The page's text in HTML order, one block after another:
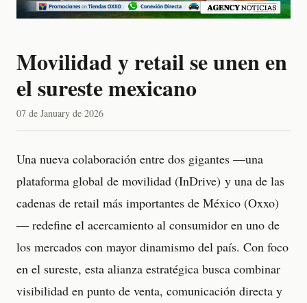
Movilidad y retail se unen en
el sureste mexicano
07 de January de 2026
Una nueva colaboración entre dos gigantes —una
plataforma global de movilidad (InDrive) y una de las
cadenas de retail más importantes de México (Oxxo)
— redefine el acercamiento al consumidor en uno de
los mercados con mayor dinamismo del país. Con foco
en el sureste, esta alianza estratégica busca combinar
visibilidad en punto de venta, comunicación directa y